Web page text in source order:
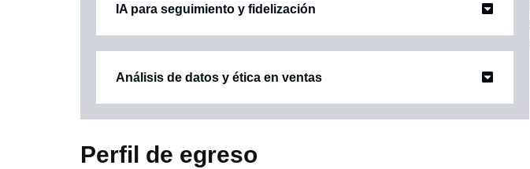
IA para seguimiento y fidelización
Análisis de datos y ética en ventas
Perfil de egreso